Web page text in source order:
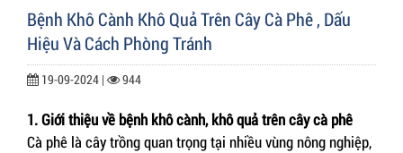
Bệnh Khô Cành Khô Quả Trên Cây Cà Phê , Dấu
Hiệu Và Cách Phòng Tránh
19-09-2024 | 944
1. Giới thiệu về bệnh khô cành, khô quả trên cây cà phê
Cà phê là cây trồng quan trọng tại nhiều vùng nông nghiệp,